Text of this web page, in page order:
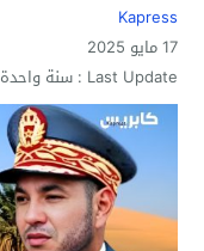
Kapress
17 مايو 2025
Last Update : سنة واحدة ago